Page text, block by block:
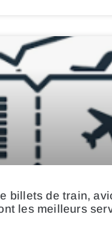
billets de train,
les meilleurs